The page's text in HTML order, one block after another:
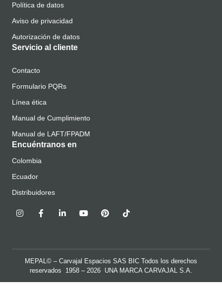
Política de datos
Aviso de privacidad
Autorización de datos
Servicio al cliente
Contacto
Formulario PQRs
Línea ética
Manual de Cumplimiento
Manual de LAFT/FPADM
Encuéntranos en
Colombia
Ecuador
Distribuidores
MEPAL© – Carvajal Espacios SAS BIC Todos los derechos
reservados 1958 – 2026 UNA MARCA CARVAJAL S.A.